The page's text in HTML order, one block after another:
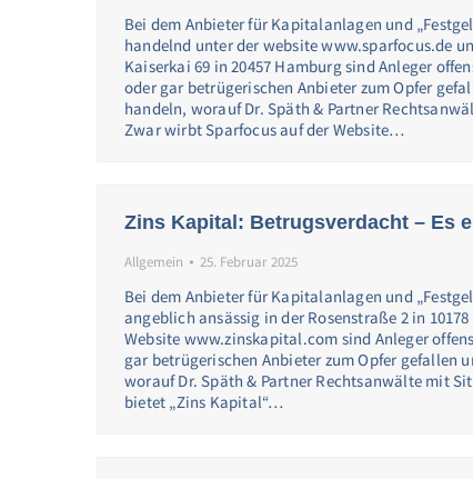
Bei dem Anbieter für Kapitalanlagen und
handelnd unter der website www.sparfocus.de
Kaiserkai 69 in 20457 Hamburg sind Anleger
oder gar betrügerischen Anbieter zum Opfer
handeln, worauf Dr. Späth & Partner
Zwar wirbt Sparfocus auf der Website…
Zins Kapital: Betrugsverdacht – Es
Allgemein 25. Februar 2025
Bei dem Anbieter für Kapitalanlagen und
angeblich ansässig in der Rosenstraße 2 in
Website www.zinskapital.com sind Anleger
gar betrügerischen Anbieter zum Opfer gefallen
worauf Dr. Späth & Partner Rechtsanwälte mit
bietet „Zins Kapital“…